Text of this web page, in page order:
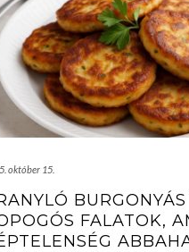
október 15.
FALATOK,